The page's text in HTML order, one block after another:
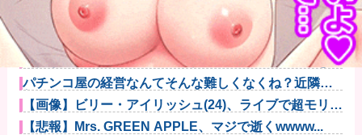
たな他
益田250セーブで名球会入り ←これさぁ、先発リリー
フの両方...
【神対応】任天堂、熊本地震の被災者向けに製品修理
を無償対応へ...
【衝撃】YouTuber山口達也さん、チェンソーで竹を切
るだ...
パチンコ屋の経営なんてそんな難しくなくね？近隣店
舗よりちょっ...
【画像】ビリー・アイリッシュ(24)、ライブで超モリマ
ンスジ...
【悲報】Mrs. GREEN APPLE、マジで逝くwwww...